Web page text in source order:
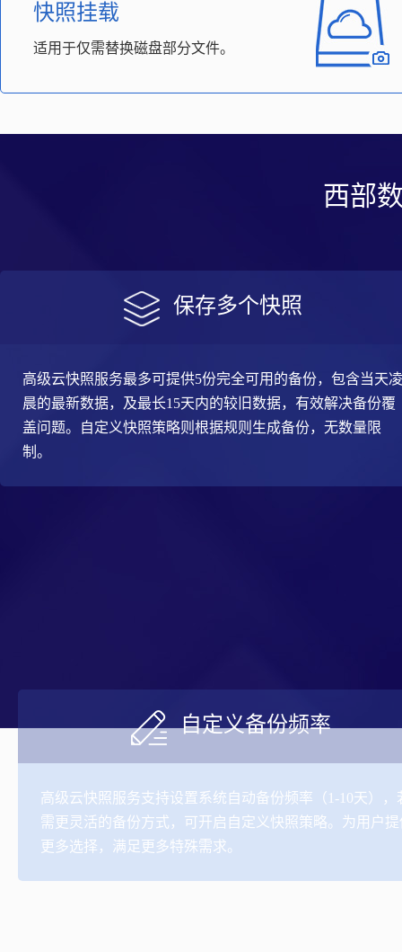
快照挂载
适用于仅需替换磁盘部分文件。
西部
保存多个快照
高级云快照服务最多可提供5份完全可用的备份，包含当天凌
晨的最新数据，及最长15天内的较旧数据，有效解决备份覆
盖问题。自定义快照策略则根据规则生成备份，无数量限
制。
自定义备份频率
高级云快照服务支持设置系统自动备份频率（1-10天），
需更灵活的备份方式，可开启自定义快照策略。为用户提
更多选择，满足更多特殊需求。